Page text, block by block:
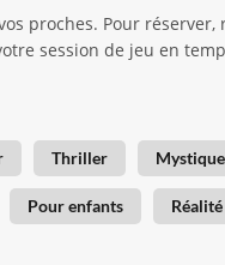
proches. Pour
session de jeu en
Thriller Mystique
Pour enfants